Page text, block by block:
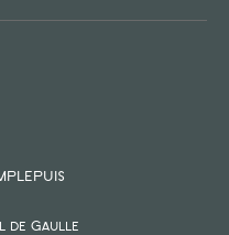
de Gaulle